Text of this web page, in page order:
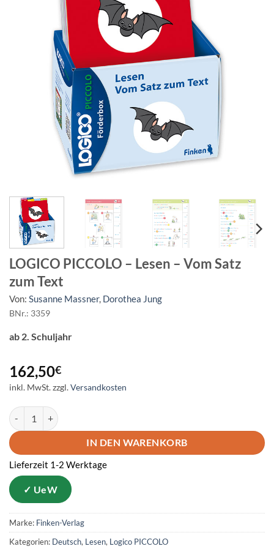
LOGICO PICCOLO – Lesen – Vom Satz
zum Text
Von: Susanne Massner, Dorothea Jung
BNr.: 3359
162,50€
inkl. MwSt.zzgl.Versandkosten
ab 2. Schuljahr
LOGICO PICCOLO - Lesen - Vom Satz zum Text Menge
IN DEN WARENKORB
Lieferzeit 1-2 Werktage
Kategorien: Deutsch, Lesen, Logico PICCOLO
Marke: Finken-Verlag